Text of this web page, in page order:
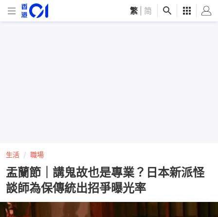
繁 简
生活 職場
盂蘭節｜講鬼故也是專業？日本新派怪
談師為保傳統出招爭曝光率